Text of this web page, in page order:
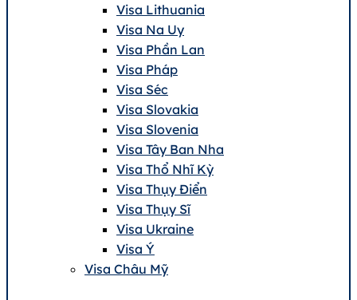
Visa Lithuania
Visa Na Uy
Visa Phần Lan
Visa Pháp
Visa Séc
Visa Slovakia
Visa Slovenia
Visa Tây Ban Nha
Visa Thổ Nhĩ Kỳ
Visa Thụy Điển
Visa Thụy Sĩ
Visa Ukraine
Visa Ý
Visa Châu Mỹ